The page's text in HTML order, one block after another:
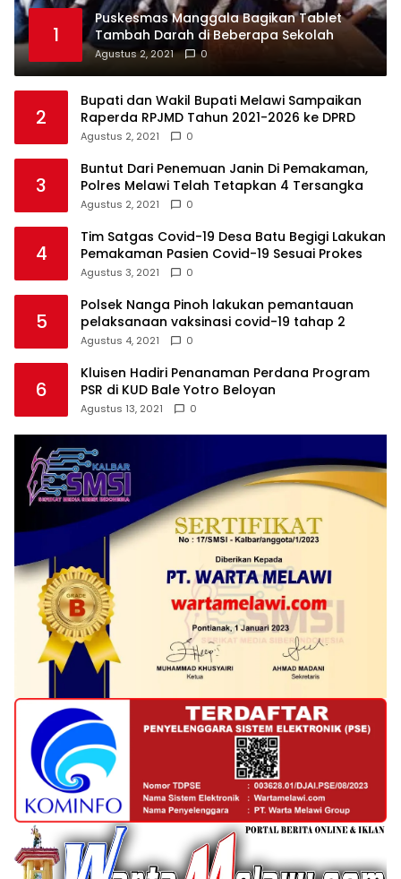
1
Puskesmas Manggala Bagikan Tablet
Tambah Darah di Beberapa Sekolah
Agustus 2, 2021 0
2
Bupati dan Wakil Bupati Melawi Sampaikan
Raperda RPJMD Tahun 2021-2026 ke DPRD
Agustus 2, 2021 0
3
Buntut Dari Penemuan Janin Di Pemakaman,
Polres Melawi Telah Tetapkan 4 Tersangka
Agustus 2, 2021 0
4
Tim Satgas Covid-19 Desa Batu Begigi Lakukan
Pemakaman Pasien Covid-19 Sesuai Prokes
Agustus 3, 2021 0
5
Polsek Nanga Pinoh lakukan pemantauan
pelaksanaan vaksinasi covid-19 tahap 2
Agustus 4, 2021 0
6
Kluisen Hadiri Penanaman Perdana Program
PSR di KUD Bale Yotro Beloyan
Agustus 13, 2021 0